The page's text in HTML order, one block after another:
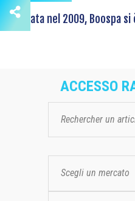
Fondata nel 2009, Boospa
ACCESSO
Scegli un mercato